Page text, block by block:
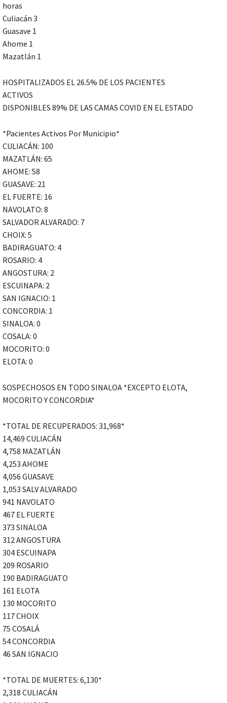
horas
Culiacán 3
Guasave 1
Ahome 1
Mazatlán 1
HOSPITALIZADOS EL 26.5% DE LOS PACIENTES
ACTIVOS
DISPONIBLES 89% DE LAS CAMAS COVID EN EL ESTADO
*Pacientes Activos Por Municipio*
CULIACÁN: 100
MAZATLÁN: 65
AHOME: 58
GUASAVE: 21
EL FUERTE: 16
NAVOLATO: 8
SALVADOR ALVARADO: 7
CHOIX: 5
BADIRAGUATO: 4
ROSARIO: 4
ANGOSTURA: 2
ESCUINAPA: 2
SAN IGNACIO: 1
CONCORDIA: 1
SINALOA: 0
COSALA: 0
MOCORITO: 0
ELOTA: 0
SOSPECHOSOS EN TODO SINALOA *EXCEPTO ELOTA,
MOCORITO Y CONCORDIA*
*TOTAL DE RECUPERADOS: 31,968*
14,469 CULIACÁN
4,758 MAZATLÁN
4,253 AHOME
4,056 GUASAVE
1,053 SALV ALVARADO
941 NAVOLATO
467 EL FUERTE
373 SINALOA
312 ANGOSTURA
304 ESCUINAPA
209 ROSARIO
190 BADIRAGUATO
161 ELOTA
130 MOCORITO
117 CHOIX
75 COSALÁ
54 CONCORDIA
46 SAN IGNACIO
*TOTAL DE MUERTES: 6,130*
2,318 CULIACÁN